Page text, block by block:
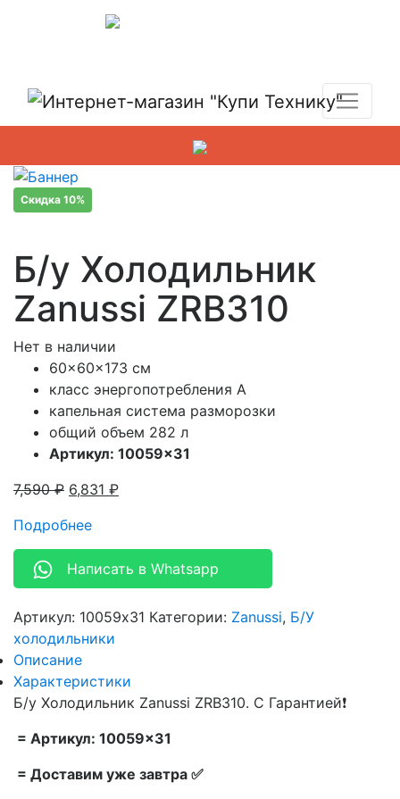
Скидка 10%
Б/у Холодильник
Zanussi ZRB310
Нет в наличии
60x60x173 см
класс энергопотребления A
капельная система разморозки
общий объем 282 л
Артикул: 10059×31
7,590₽ 6,831 ₽
Подробнее
Написать в Whatsapp
Артикул: 10059x31 Категории: Zanussi, Б/У
холодильники
Описание
Характеристики
Б/у Холодильник Zanussi ZRB310. С Гарантией❗
= Артикул: 10059×31
= Доставим уже завтра ✅